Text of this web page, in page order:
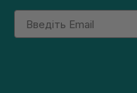
Email